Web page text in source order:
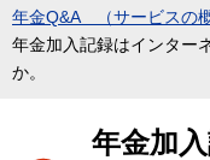
先
頭
で
年金Q&A （サービスの概
年金加入記録はインター
か。
年金加